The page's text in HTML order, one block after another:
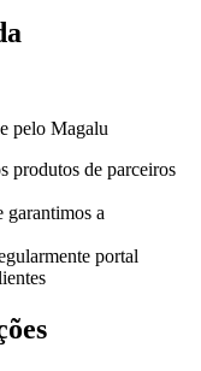
pelo Magalu
produtos de parceiros
garantimos a
portal